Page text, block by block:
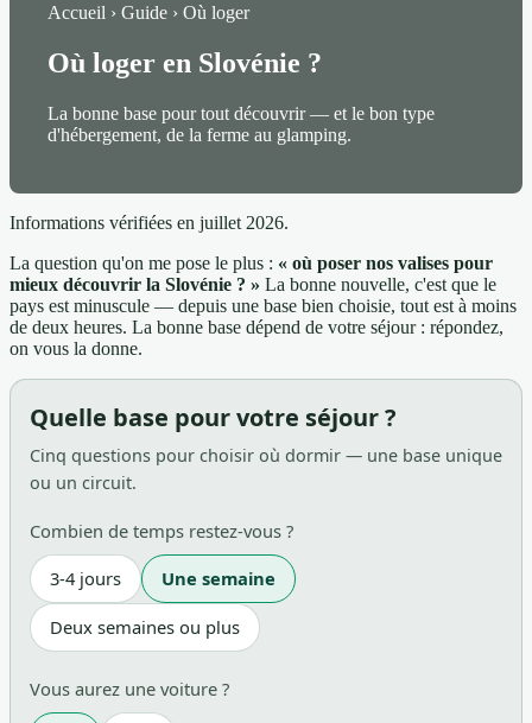
Accueil › Guide › Où loger
Où loger en Slovénie ?
La bonne base pour tout découvrir — et le bon type
d'hébergement, de la ferme au glamping.
Informations vérifiées en juillet 2026.
La question qu'on me pose le plus : « où poser nos valises pour
mieux découvrir la Slovénie ? » La bonne nouvelle, c'est que le
pays est minuscule — depuis une base bien choisie, tout est à moins
de deux heures. La bonne base dépend de votre séjour : répondez,
on vous la donne.
Quelle base pour votre séjour ?
Cinq questions pour choisir où dormir — une base unique
ou un circuit.
Combien de temps restez-vous ?
3-4 jours
Une semaine
Deux semaines ou plus
Vous aurez une voiture ?